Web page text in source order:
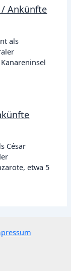
Ankünfte
als
César
etwa 5